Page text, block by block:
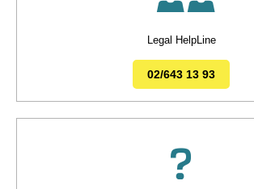
Legal HelpLine
02/643 13 93